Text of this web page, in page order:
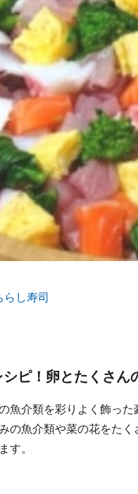
らし寿司
ピ！卵とたくさん
魚介類を彩りよく飾っ
の魚介類や菜の花をた
す。